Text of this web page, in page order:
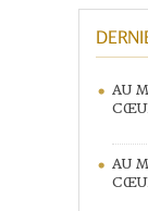
AU
AU